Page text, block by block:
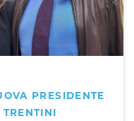
PRESIDENTE